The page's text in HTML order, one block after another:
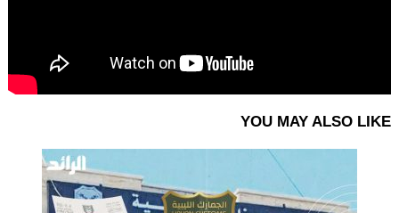
YOU MAY ALSO LIKE